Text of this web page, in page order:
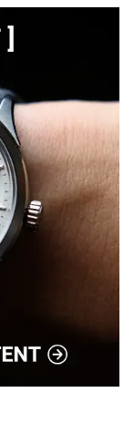
sans que je
je la
type s…